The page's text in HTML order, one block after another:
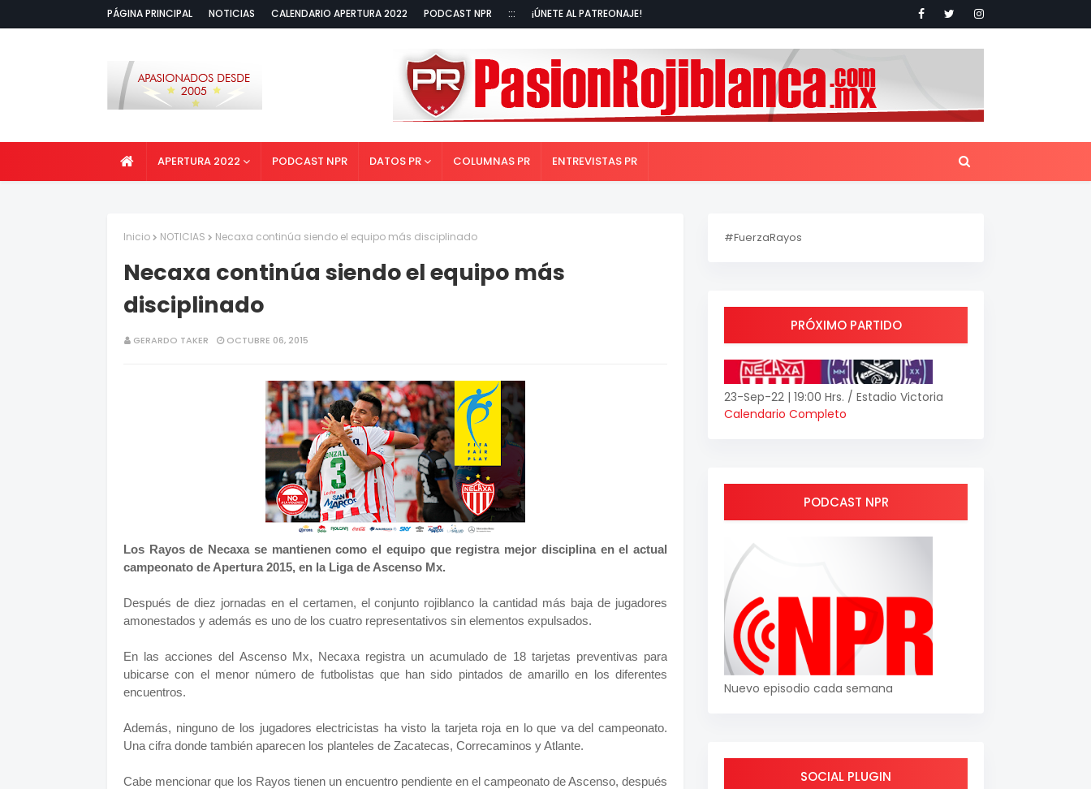
PÁGINA PRINCIPAL NOTICIAS CALENDARIO APERTURA 2022 PODCAST NPR ::: ¡ÚNETE AL PATREONAJE!
APERTURA 2022 PODCAST NPR DATOS PR COLUMNAS PR ENTREVISTAS PR
Inicio NOTICIAS Necaxa continúa siendo el equipo más disciplinado
Necaxa continúa siendo el equipo más
disciplinado
GERARDO TAKER OCTUBRE 06, 2015
Los Rayos de Necaxa se mantienen como el equipo que registra mejor disciplina en el actual
campeonato de Apertura 2015, en la Liga de Ascenso Mx.
Después de diez jornadas en el certamen, el conjunto rojiblanco la cantidad más baja de jugadores
amonestados y además es uno de los cuatro representativos sin elementos expulsados.
En las acciones del Ascenso Mx, Necaxa registra un acumulado de 18 tarjetas preventivas para
ubicarse con el menor número de futbolistas que han sido pintados de amarillo en los diferentes
encuentros.
Además, ninguno de los jugadores electricistas ha visto la tarjeta roja en lo que va del campeonato.
Una cifra donde también aparecen los planteles de Zacatecas, Correcaminos y Atlante.
Cabe mencionar que los Rayos tienen un encuentro pendiente en el campeonato de Ascenso, después
#FuerzaRayos
PRÓXIMO PARTIDO
23-Sep-22 | 19:00 Hrs. / Estadio Victoria
Calendario Completo
PODCAST NPR
Nuevo episodio cada semana
SOCIAL PLUGIN